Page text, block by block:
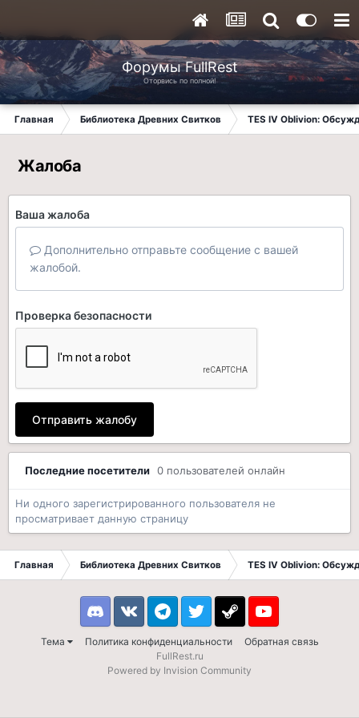
Форумы FullRest
Оторвись по полной!
Главная Библиотека Древних Свитков TES IV Oblivion:
Жалоба
Ваша жалоба
Дополнительно отправьте сообщение с вашей
жалобой.
Проверка безопасности
Отправить жалобу
Последние посетители 0 пользователей онлайн
Ни одного зарегистрированного пользователя не
просматривает данную страницу
Главная Библиотека Древних Свитков TES IV Oblivion:
Тема Политика конфиденциальности Обратная связь
DiscordVK TelegramTwitter Steam Youtube
FullRest.ru
Powered by Invision Community